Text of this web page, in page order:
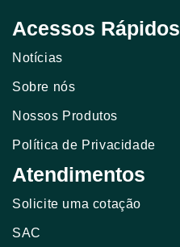
Acessos Rápidos
Notícias
Sobre nós
Nossos Produtos
Política de Privacidade
Atendimentos
Solicite uma cotação
SAC